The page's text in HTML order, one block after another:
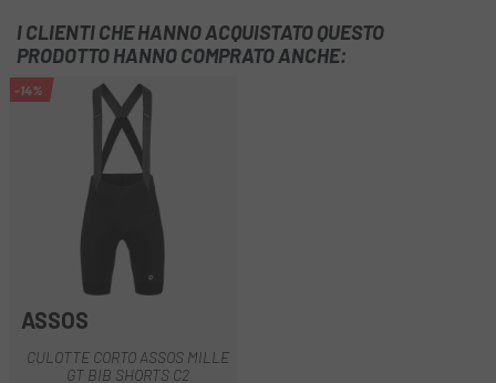
I CLIENTI CHE HANNO ACQUISTATO QUESTO
PRODOTTO HANNO COMPRATO ANCHE:
-14%
ASSOS
CULOTTE CORTO ASSOS MILLE
GT BIB SHORTS C2